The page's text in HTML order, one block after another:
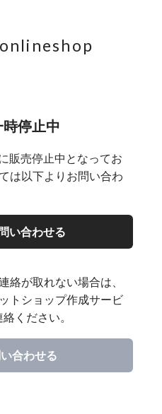
停止中
販売停止中となってお
は以下よりお問い合わ
い合わせる
絡が取れない場合は、
トショップ作成サービ
ください。
合わせる